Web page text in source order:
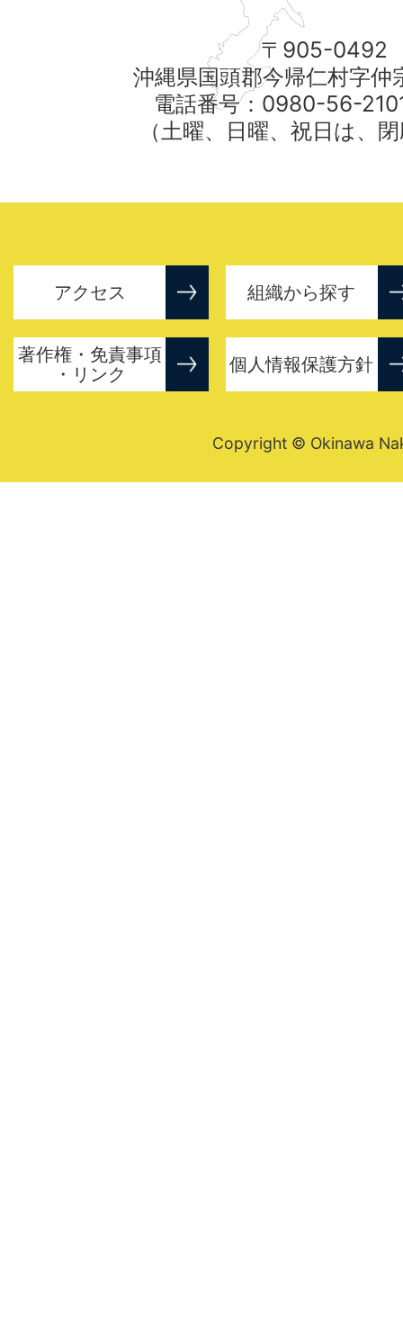
〒905-0492
沖縄県国頭郡今帰仁村字仲
電話番号：0980-56-
（土曜、日曜、祝日は、
アクセス 組織から探す
著作権・免責事項
・リンク
個人情報保護方針
Copyright © Okinawa